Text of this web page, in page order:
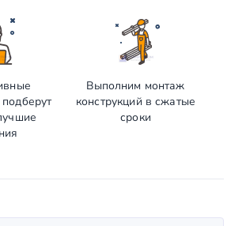
Выполним монтаж
конструкций в сжатые
сроки